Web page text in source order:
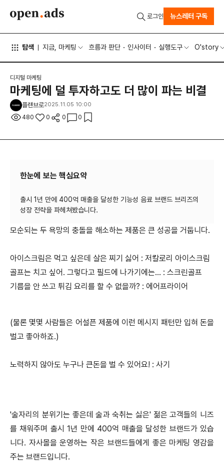
탐색 지금, 마케팅 흐름과 판단 인사이터 실행도구 O'story
로그인 뉴스레터 구독
디지털 마케팅
마케팅에 덜 투자하고도 더 많이 파는 비결
플랜브로2025.11.05 10:00
480 0 0 0
한눈에 보는 핵심요약
출시 1년 만에 400억 매출을 달성한 기능성 음료 브랜드 브리즈의
모순되는 두 욕망의 충돌을 해소하는 제품은 큰 성공을 거둡니다.
아이스크림은 먹고 싶은데 살은 찌기 싫어 : 저칼로리 아이스크림
골프는 치고 싶어. 그렇다고 필드에 나가기에는... : 스크린골프
기름을 안 쓰고 튀김 요리를 할 수 없을까? : 에어프라이어
(물론 몇몇 사람들은 어설픈 제품에 이런 메시지 패턴만 입혀 돈을
벌고 좋아하죠.)
노력하지 않아도 누구나 큰돈을 벌 수 있어요! : 사기
'술자리의 분위기는 좋은데 술과 숙취는 싫은' 젊은 고객들의 니즈
를 채워주며 출시 1년 만에 400억 매출을 달성한 브랜드가 있습
니다. 자사몰을 운영하는 작은 브랜드들에게 좋은 마케팅 영감을
주는 브랜드입니다.